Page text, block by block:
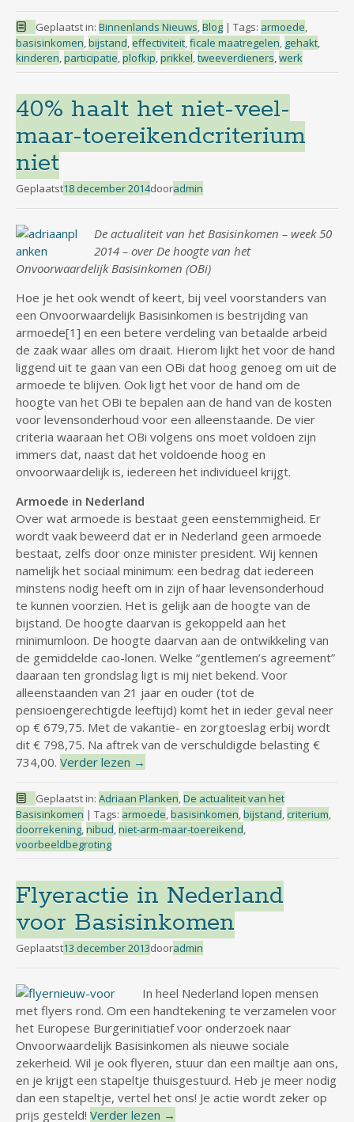
Geplaatst in: Binnenlands Nieuws,Blog | Tags: armoede,
basisinkomen,bijstand, effectiviteit,ficale maatregelen, gehakt,
kinderen,participatie,plofkip,prikkel,tweeverdieners,werk
40% haalt het niet-veel-
maar-toereikendcriterium
niet
Geplaatst18 december 2014dooradmin
De actualiteit van het Basisinkomen – week 50
2014 – over De hoogte van het
Onvoorwaardelijk Basisinkomen (OBi)
Hoe je het ook wendt of keert, bij veel voorstanders van
een Onvoorwaardelijk Basisinkomen is bestrijding van
armoede[1] en een betere verdeling van betaalde arbeid
de zaak waar alles om draait. Hierom lijkt het voor de hand
liggend uit te gaan van een OBi dat hoog genoeg om uit de
armoede te blijven. Ook ligt het voor de hand om de
hoogte van het OBi te bepalen aan de hand van de kosten
voor levensonderhoud voor een alleenstaande. De vier
criteria waaraan het OBi volgens ons moet voldoen zijn
immers dat, naast dat het voldoende hoog en
onvoorwaardelijk is, iedereen het individueel krijgt.
Armoede in Nederland
Over wat armoede is bestaat geen eenstemmigheid. Er
wordt vaak beweerd dat er in Nederland geen armoede
bestaat, zelfs door onze minister president. Wij kennen
namelijk het sociaal minimum: een bedrag dat iedereen
minstens nodig heeft om in zijn of haar levensonderhoud
te kunnen voorzien. Het is gelijk aan de hoogte van de
bijstand. De hoogte daarvan is gekoppeld aan het
minimumloon. De hoogte daarvan aan de ontwikkeling van
de gemiddelde cao-lonen. Welke “gentlemen’s agreement”
daaraan ten grondslag ligt is mij niet bekend. Voor
alleenstaanden van 21 jaar en ouder (tot de
pensioengerechtigde leeftijd) komt het in ieder geval neer
op € 679,75. Met de vakantie- en zorgtoeslag erbij wordt
dit € 798,75. Na aftrek van de verschuldigde belasting €
734,00. Verder lezen →
Geplaatst in: Adriaan Planken,De actualiteit van het
Basisinkomen | Tags: armoede,basisinkomen,bijstand,criterium,
doorrekening,nibud,niet-arm-maar-toereikend,
voorbeeldbegroting
Flyeractie in Nederland
voor Basisinkomen
Geplaatst13 december 2013dooradmin
In heel Nederland lopen mensen
met flyers rond. Om een handtekening te verzamelen voor
het Europese Burgerinitiatief voor onderzoek naar
Onvoorwaardelijk Basisinkomen als nieuwe sociale
zekerheid. Wil je ook flyeren, stuur dan een mailtje aan ons,
en je krijgt een stapeltje thuisgestuurd. Heb je meer nodig
dan een stapeltje, vertel het ons! Je actie wordt zeker op
prijs gesteld! Verder lezen →